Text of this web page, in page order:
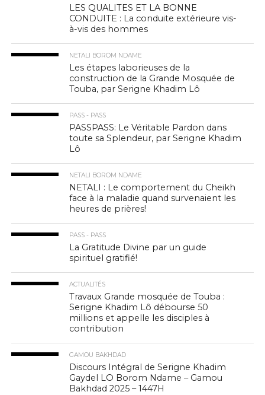
LES QUALITES ET LA BONNE
CONDUITE : La conduite extérieure vis-
à-vis des hommes
NETALI BOROM NDAME
Les étapes laborieuses de la
construction de la Grande Mosquée de
Touba, par Serigne Khadim Lô
PASS - PASS
PASSPASS: Le Véritable Pardon dans
toute sa Splendeur, par Serigne Khadim
Lô
NETALI BOROM NDAME
NETALI : Le comportement du Cheikh
face à la maladie quand survenaient les
heures de prières!
PASS - PASS
La Gratitude Divine par un guide
spirituel gratifié!
ACTUALITÉS
Travaux Grande mosquée de Touba :
Serigne Khadim Lô débourse 50
millions et appelle les disciples à
contribution
GAMOU BAKHDAD
Discours Intégral de Serigne Khadim
Gaydel LO Borom Ndame – Gamou
Bakhdad 2025 – 1447H